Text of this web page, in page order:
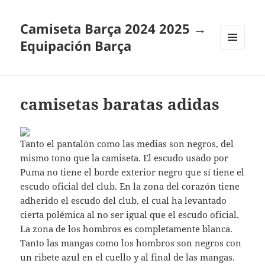
Camiseta Barça 2024 2025 →
Equipación Barça
camisetas baratas adidas
Tanto el pantalón como las medias son negros, del
mismo tono que la camiseta. El escudo usado por
Puma no tiene el borde exterior negro que sí tiene el
escudo oficial del club. En la zona del corazón tiene
adherido el escudo del club, el cual ha levantado
cierta polémica al no ser igual que el escudo oficial.
La zona de los hombros es completamente blanca.
Tanto las mangas como los hombros son negros con
un ribete azul en el cuello y al final de las mangas.